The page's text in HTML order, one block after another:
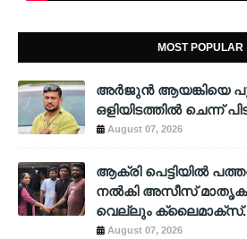
MOST POPULAR
അര്‍ജുന്‍ ആയങ്കിയെ
ഒളിയിടത്തില്‍ ചെന്ന്
August 07, 2026
ആക്രി പെട്ടിയിൽ
നൽകി അസീസ്
വെല്ലും ക്ലൈമാക്സ്.
August 07, 2026